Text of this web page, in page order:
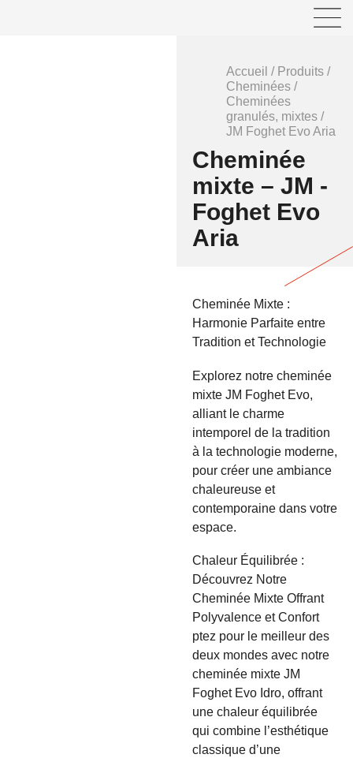
Accueil / Produits /
Cheminées /
Cheminées
granulés, mixtes /
JM Foghet Evo Aria
Cheminée
mixte – JM -
Foghet Evo
Aria
Cheminée Mixte :
Harmonie Parfaite entre
Tradition et Technologie
Explorez notre cheminée
mixte JM Foghet Evo,
alliant le charme
intemporel de la tradition
à la technologie moderne,
pour créer une ambiance
chaleureuse et
contemporaine dans votre
espace.
Chaleur Équilibrée :
Découvrez Notre
Cheminée Mixte Offrant
Polyvalence et Confort
ptez pour le meilleur des
deux mondes avec notre
cheminée mixte JM
Foghet Evo Idro, offrant
une chaleur équilibrée
qui combine l’esthétique
classique d’une